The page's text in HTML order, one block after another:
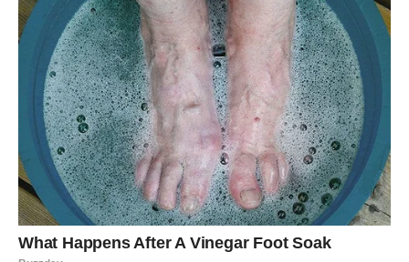
Sreća dolazi kroz spontane trenutke
Pred vama su veoma uzbudljivi trenuci.
JARAC
Jarčevi konačno osjećaju mnogo više sigurnosti i
stabilnosti nego prethodnih dana.
Poslovni život donosi osjećaj napretka, dok ljubavni